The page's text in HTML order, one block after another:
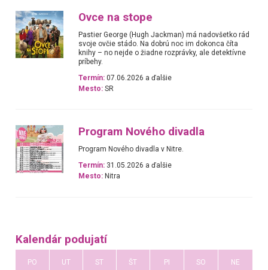
Ovce na stope
Pastier George (Hugh Jackman) má nadovšetko rád
svoje ovčie stádo. Na dobrú noc im dokonca číta
knihy – no nejde o žiadne rozprávky, ale detektívne
príbehy.
Termín: 07.06.2026 a ďalšie
Mesto: SR
Program Nového divadla
Program Nového divadla v Nitre.
Termín: 31.05.2026 a ďalšie
Mesto: Nitra
Kalendár podujatí
PO UT ST ŠT PI SO NE